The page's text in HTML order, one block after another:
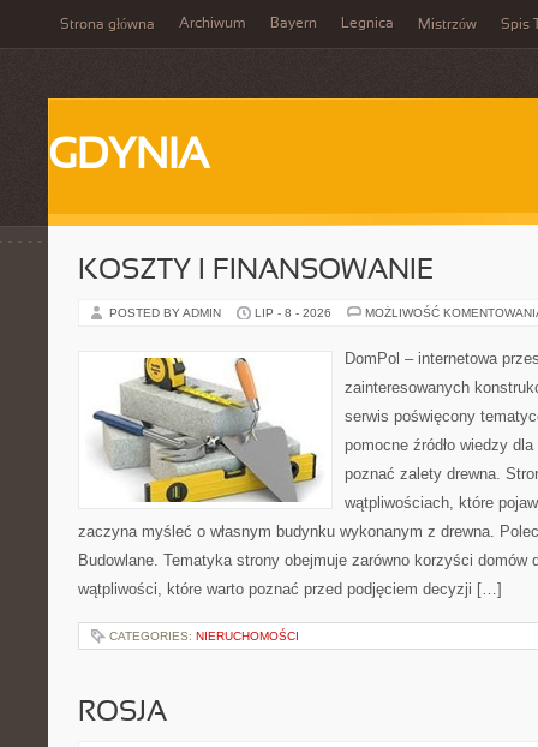
Strona główna Archiwum Bayern Legnica Mistrzów Spis
GDYNIA
KOSZTY I FINANSOWANIE
POSTED BY ADMIN LIP - 8 - 2026 MOŻLIWOŚĆ
DomPol – internetowa
zainteresowanych
serwis poświęcony
pomocne źródło wiedzy
poznać zalety drewna.
wątpliwościach, które
zaczyna myśleć o własnym budynku wykonanym z drewna.
Budowlane. Tematyka strony obejmuje zarówno korzyści domów
wątpliwości, które warto poznać przed podjęciem decyzji […]
CATEGORIES: NIERUCHOMOŚCI
ROSJA